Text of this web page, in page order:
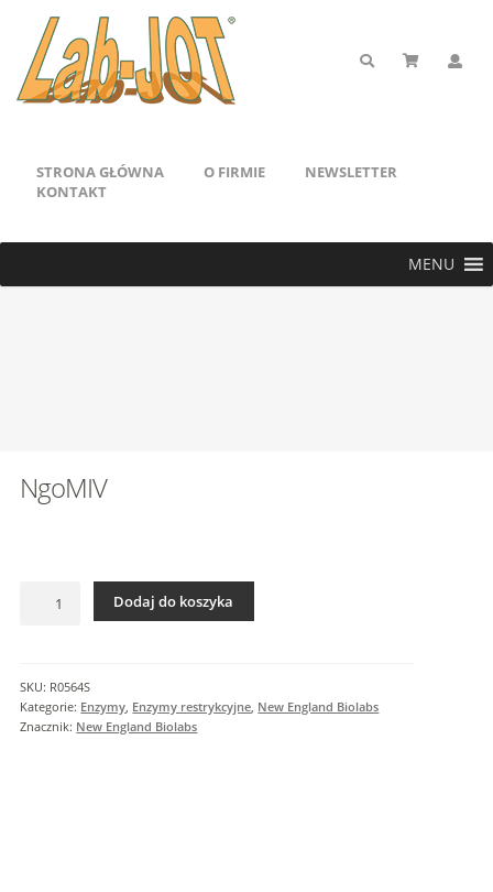
STRONA GŁÓWNA O FIRMIE
NEWSLETTER
KONTAKT
MENU
NgoMIV
NgoMIV
Dodaj do koszyka
SKU: R0564S
Kategorie: Enzymy Enzymy restrykcyjne New England Biolabs
Znacznik: New England Biolabs